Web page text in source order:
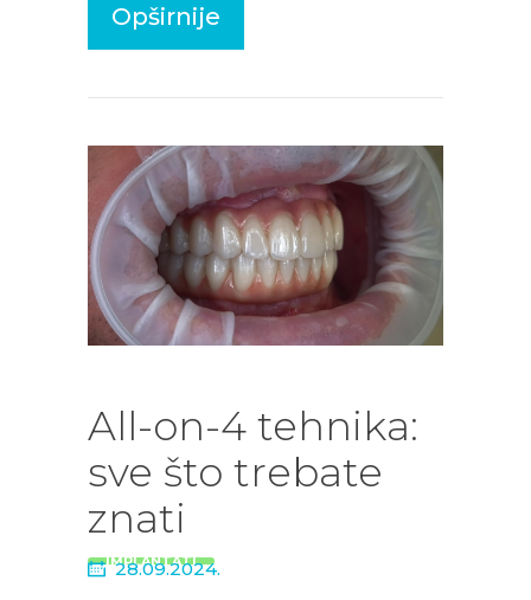
Opširnije
All-on-4 tehnika:
sve što trebate
znati
IMPLANTATI
28.09.2024.